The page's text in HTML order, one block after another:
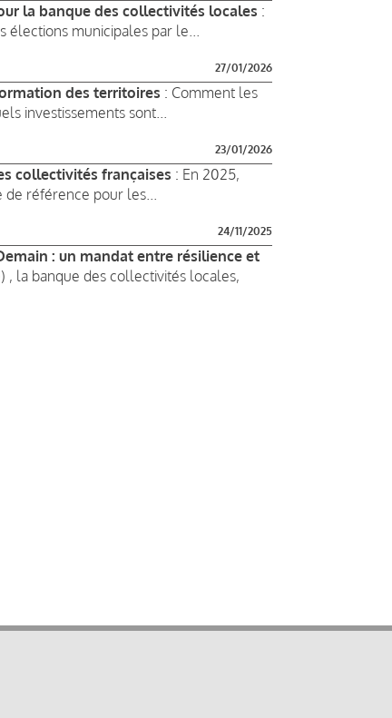
la banque des collectivités locales :
municipales par le...
27/01/2026
des territoires : Comment les
investissements sont...
23/01/2026
collectivités françaises : En 2025,
référence pour les...
24/11/2025
: un mandat entre résilience et
, la banque des collectivités locales,